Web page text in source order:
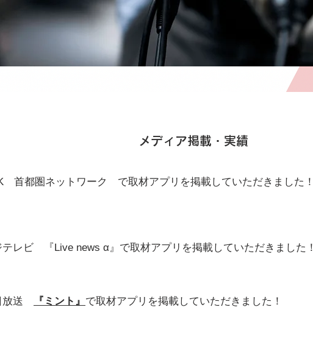
​メディア掲載・実績
都圏ネットワーク で取材アプリを掲載していただきました！
テレビ 『Live news α』 で取材アプリを掲載していただきました！
放送 『ミント』 で取材アプリを掲載していただきました！